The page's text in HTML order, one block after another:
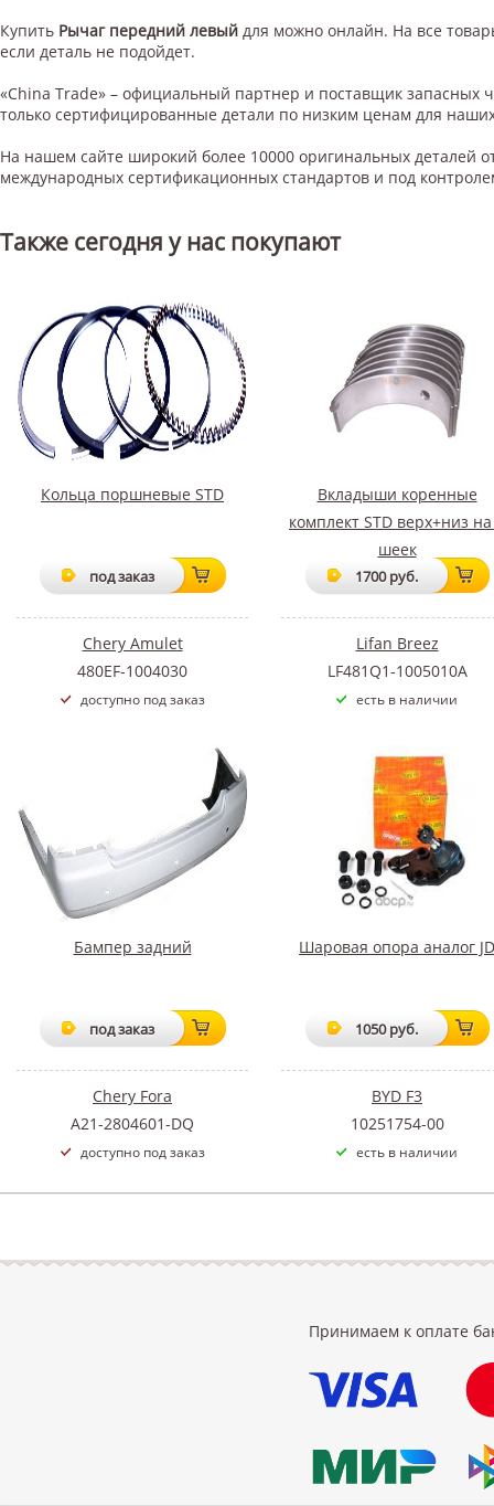
Купить Рычаг передний левый для можно онлайн. На все
если деталь не подойдет.
«China Trade» – официальный партнер и поставщик запасных
только сертифицированные детали по низким ценам для
На нашем сайте широкий более 10000 оригинальных деталей
международных сертификационных стандартов и под
Также сегодня у нас покупают
Кольца поршневые STD
под заказ
Chery Amulet
480EF-1004030
доступно под заказ
Вкладыши коренные
комплект STD верх+низ
шеек
1700 руб.
Lifan Breez
LF481Q1-1005010A
есть в наличии
Бампер задний
под заказ
Chery Fora
A21-2804601-DQ
доступно под заказ
Шаровая опора аналог JD
1050 руб.
BYD F3
10251754-00
есть в наличии
Принимаем к оплате